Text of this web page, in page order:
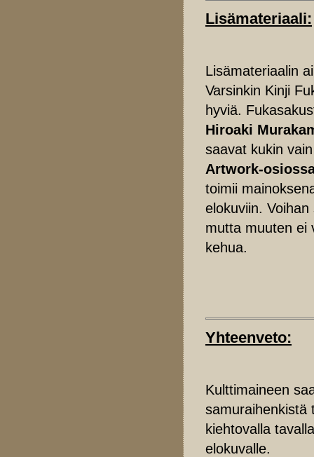
Lisämateriaali:
Lisämateriaalin
Varsinkin Kinji
hyviä.
Hiroaki
saavat kukin
Artwork-
toimii
elokuviin.
mutta muuten ei
kehua.
Yhteenveto:
Kulttimaineen
samuraihenkistä
kiehtovalla
elokuvalle.